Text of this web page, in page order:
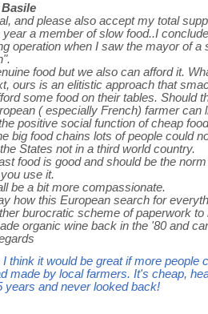
and please also accept my total
a member of slow food..I
operation when I saw the mayor of
food but we also can afford it.
ours is an elitistic approach that
some food on their tables. Should
( especially French) farmer can
positive social function of cheap
big food chains lots of people could
States not in a third world country.
food is good and should be the
use it.
be a bit more compassionate.
how this European search for
burocratic scheme of paperwork
organic wine back in the '80 and
think it would be great if more people
made by local farmers. It's cheap,
years and never looked back!